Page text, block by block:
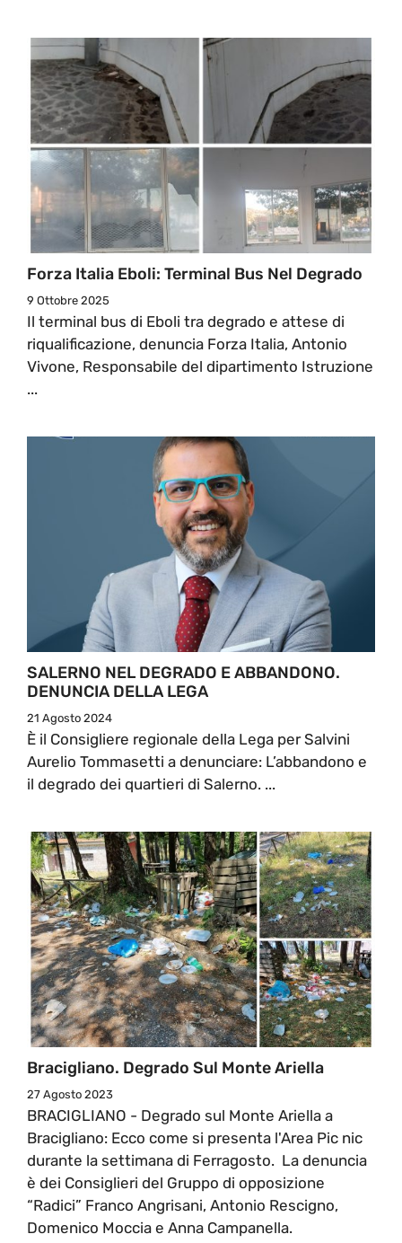
Forza Italia Eboli: Terminal Bus Nel Degrado
9 Ottobre 2025
Il terminal bus di Eboli tra degrado e attese di
riqualificazione, denuncia Forza Italia, Antonio
Vivone, Responsabile del dipartimento Istruzione
...
SALERNO NEL DEGRADO E ABBANDONO.
DENUNCIA DELLA LEGA
21 Agosto 2024
È il Consigliere regionale della Lega per Salvini
Aurelio Tommasetti a denunciare: L’abbandono e
il degrado dei quartieri di Salerno. ...
Bracigliano. Degrado Sul Monte Ariella
27 Agosto 2023
BRACIGLIANO - Degrado sul Monte Ariella a
Bracigliano: Ecco come si presenta l'Area Pic nic
durante la settimana di Ferragosto. La denuncia
è dei Consiglieri del Gruppo di opposizione
“Radici” Franco Angrisani, Antonio Rescigno,
Domenico Moccia e Anna Campanella.